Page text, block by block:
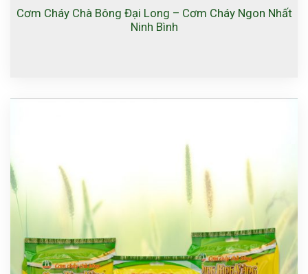
Cơm Cháy Chà Bông Đại Long – Cơm Cháy Ngon Nhất
Ninh Bình